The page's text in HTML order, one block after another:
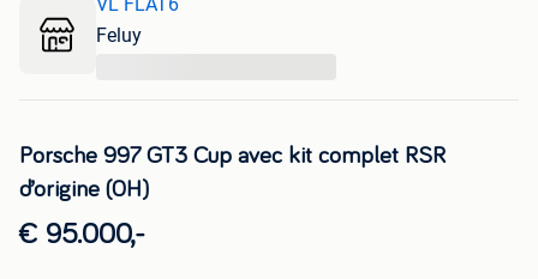
Porsche 997 GT3 Cup avec kit complet RSR
d’origine (0H)
€ 95.000,-
VL FLAT6
Feluy